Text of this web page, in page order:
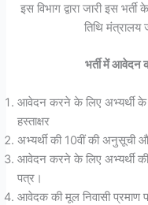
इस विभाग द्वारा जारी इस
तिथि मंत्रालय
भर्ती में
आवेदन करने के लिए अभ्यर्थी के
हस्ताक्षर
अभ्यर्थी की 10वीं की अनुसूची
आवेदन करने के लिए अभ्यर्थी
पत्र।
आवेदक की मूल निवासी प्रमाण